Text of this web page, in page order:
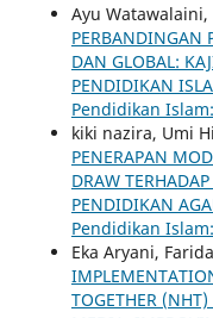
Ayu
PERBANDINGAN
DAN GLOBAL:
PENDIDIKAN
Pendidikan
kiki nazira, Umi
PENERAPAN
DRAW
PENDIDIKAN
Pendidikan
Eka Aryani,
TOGETHER